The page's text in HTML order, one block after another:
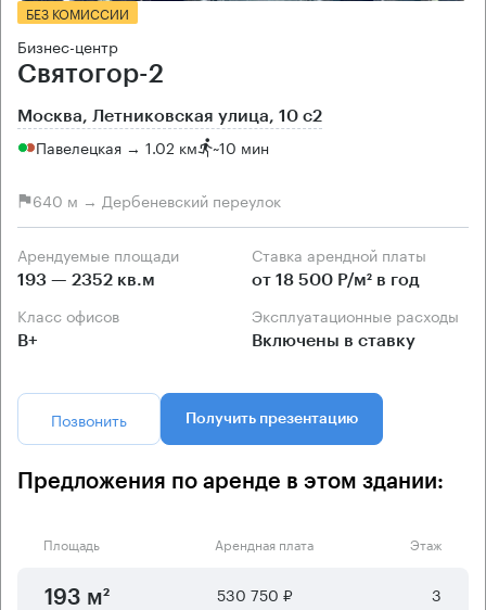
БЕЗ КОМИССИИ
Бизнес-центр
Святогор-2
Москва, Летниковская улица, 10 с2
Павелецкая → 1.02 км ~10 мин
640 м → Дербеневский переулок
Арендуемые площади
193 — 2352 кв.м
Ставка арендной платы
от 18 500 Р/м² в год
Класс офисов
B+
Эксплуатационные расходы
Включены в ставку
Позвонить Получить презентацию
Предложения по аренде в этом здании:
Площадь Арендная плата Этаж
193 м² 530 750 ₽ 3